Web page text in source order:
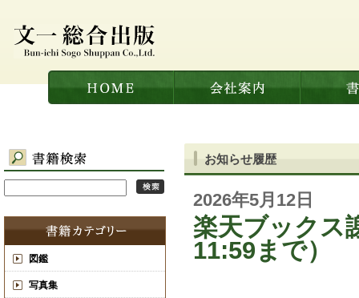
図鑑
写真集
お知らせ履歴
2026年5月12日
楽天ブック
11:59まで）